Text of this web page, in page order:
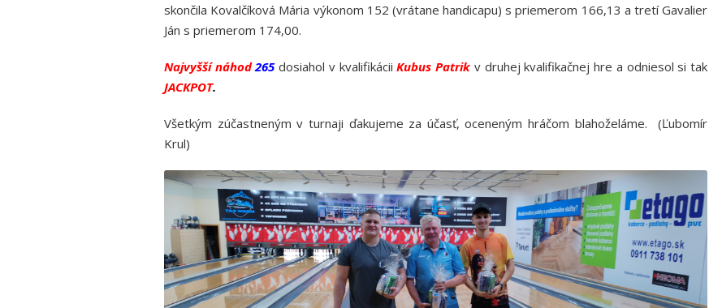
skončila Kovalčíková Mária výkonom 152 (vrátane handicapu) s priemerom 166,13 a tretí Gavalier
Ján s priemerom 174,00.
Najvyšší náhod265dosiahol v kvalifikáciiKubus Patrik v druhej kvalifikačnej hre a odniesol si tak
JACKPOT.
Všetkým zúčastneným v turnaji ďakujeme za účasť, oceneným hráčom blahoželáme. (Ľubomír
Krul)